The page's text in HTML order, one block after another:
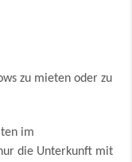
zu mieten oder zu
im
die Unterkunft mit